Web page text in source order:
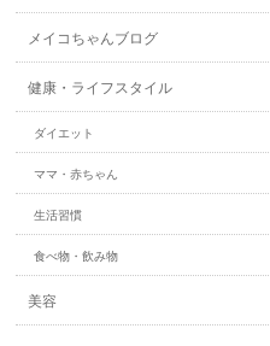
メイコちゃんブログ
健康・ライフスタイル
ダイエット
ママ・赤ちゃん
生活習慣
食べ物・飲み物
美容